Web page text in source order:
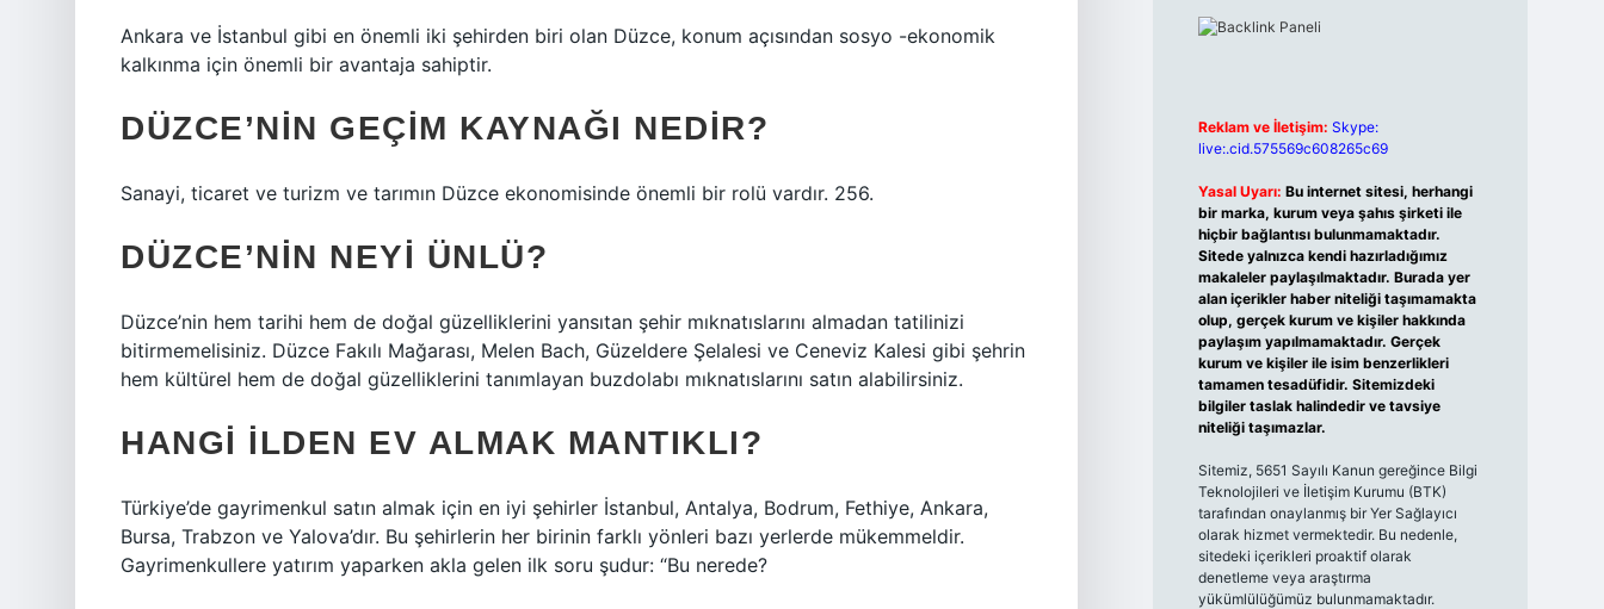
Ankara ve İstanbul gibi en önemli iki şehirden biri olan Düzce, konum açısından sosyo -ekonomik
kalkınma için önemli bir avantaja sahiptir.
DÜZCE’NIN GEÇIM KAYNAĞI NEDIR?
Sanayi, ticaret ve turizm ve tarımın Düzce ekonomisinde önemli bir rolü vardır. 256.
DÜZCE’NIN NEYI ÜNLÜ?
Düzce’nin hem tarihi hem de doğal güzelliklerini yansıtan şehir mıknatıslarını almadan tatilinizi
bitirmemelisiniz. Düzce Fakılı Mağarası, Melen Bach, Güzeldere Şelalesi ve Ceneviz Kalesi gibi şehrin
hem kültürel hem de doğal güzelliklerini tanımlayan buzdolabı mıknatıslarını satın alabilirsiniz.
HANGI ILDEN EV ALMAK MANTIKLI?
Türkiye’de gayrimenkul satın almak için en iyi şehirler İstanbul, Antalya, Bodrum, Fethiye, Ankara,
Bursa, Trabzon ve Yalova’dır. Bu şehirlerin her birinin farklı yönleri bazı yerlerde mükemmeldir.
Gayrimenkullere yatırım yaparken akla gelen ilk soru şudur: “Bu nerede?
Reklam ve İletişim: Skype:
live:.cid.575569c608265c69
Yasal Uyarı: Bu internet sitesi, herhangi
bir marka, kurum veya şahıs şirketi ile
hiçbir bağlantısı bulunmamaktadır.
Sitede yalnızca kendi hazırladığımız
makaleler paylaşılmaktadır. Burada yer
alan içerikler haber niteliği taşımamakta
olup, gerçek kurum ve kişiler hakkında
paylaşım yapılmamaktadır. Gerçek
kurum ve kişiler ile isim benzerlikleri
tamamen tesadüfidir. Sitemizdeki
bilgiler taslak halindedir ve tavsiye
niteliği taşımazlar.
Sitemiz, 5651 Sayılı Kanun gereğince Bilgi
Teknolojileri ve İletişim Kurumu (BTK)
tarafından onaylanmış bir Yer Sağlayıcı
olarak hizmet vermektedir. Bu nedenle,
sitedeki içerikleri proaktif olarak
denetleme veya araştırma
yükümlülüğümüz bulunmamaktadır.